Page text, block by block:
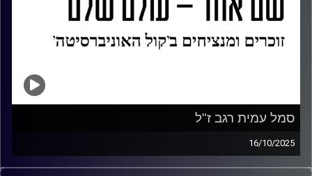
סמל עמית רגב ז"ל
16/10/2025
"בכל מקום שאני אהיה אני אעשה את הכי טוב שאני יכול"